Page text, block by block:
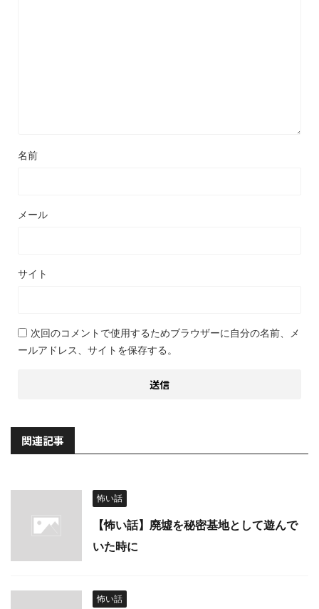
名前
メール
サイト
次回のコメントで使用するためブラウザーに自分の名前、メ
ールアドレス、サイトを保存する。
関連記事
怖い話
【怖い話】廃墟を秘密基地として遊んで
いた時に
怖い話